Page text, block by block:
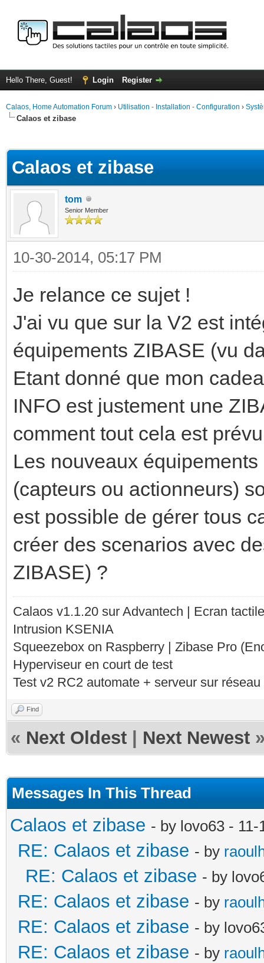
Hello There, Guest! Login Register
Calaos, Home Automation Forum › Utilisation - Installation - Configuration ›
Calaos et zibase
Calaos et zibase
tom
Senior Member
10-30-2014, 05:17 PM
Je relance ce sujet !
J'ai vu que sur la V2 est
équipements ZIBASE (vu
Etant donné que mon
INFO est justement une
comment tout cela est
Les nouveaux
(capteurs ou actionneurs)
est possible de gérer tous
créer des scenarios avec
ZIBASE) ?
Calaos v1.1.20 sur Advantech | Ecran
Intrusion KSENIA
Squeezebox on Raspberry | Zibase Pro
Hyperviseur en court de test
Test v2 RC2 automate + serveur sur
Find
« Next Oldest Next Newest
Messages In This Thread
Calaos et zibase - by lovo63 -
RE: Calaos et zibase - by
RE: Calaos et zibase - by
RE: Calaos et zibase - by
RE: Calaos et zibase - by
RE: Calaos et zibase - by